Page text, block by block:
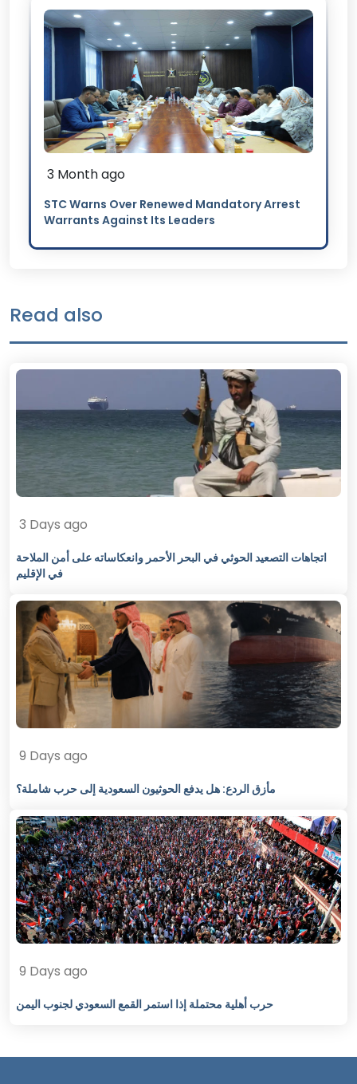
3 Month ago
STC Warns Over Renewed Mandatory Arrest
Warrants Against Its Leaders
Read also
3 Days ago
اتجاهات التصعيد الحوثي في البحر الأحمر وانعكاساته على أمن الملاحة
في الإقليم
9 Days ago
مأزق الردع: هل يدفع الحوثيون السعودية إلى حرب شاملة؟
9 Days ago
حرب أهلية محتملة إذا استمر القمع السعودي لجنوب اليمن